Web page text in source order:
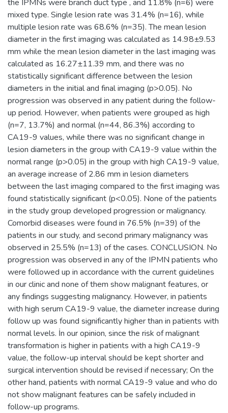
the IPMNs were branch duct type , and 11.8% (n=6) were
mixed type. Single lesion rate was 31.4% (n=16), while
multiple lesion rate was 68.6% (n=35). The mean lesion
diameter in the first imaging was calculated as 14.98±9.53
mm while the mean lesion diameter in the last imaging was
calculated as 16.27±11.39 mm, and there was no
statistically significant difference between the lesion
diameters in the initial and final imaging (p>0.05). No
progression was observed in any patient during the follow-
up period. However, when patients were grouped as high
(n=7, 13.7%) and normal (n=44, 86.3%) according to
CA19-9 values, while there was no significant change in
lesion diameters in the group with CA19-9 value within the
normal range (p>0.05) in the group with high CA19-9 value,
an average increase of 2.86 mm in lesion diameters
between the last imaging compared to the first imaging was
found statistically significant (p<0.05). None of the patients
in the study group developed progression or malignancy.
Comorbid diseases were found in 76.5% (n=39) of the
patients in our study, and second primary malignancy was
observed in 25.5% (n=13) of the cases. CONCLUSION. No
progression was observed in any of the IPMN patients who
were followed up in accordance with the current guidelines
in our clinic and none of them show malignant features, or
any findings suggesting malignancy. However, in patients
with high serum CA19-9 value, the diameter increase during
follow up was found significantly higher than in patients with
normal levels. İn our opinion, since the risk of malignant
transformation is higher in patients with a high CA19-9
value, the follow-up interval should be kept shorter and
surgical intervention should be revised if necessary; On the
other hand, patients with normal CA19-9 value and who do
not show malignant features can be safely included in
follow-up programs.